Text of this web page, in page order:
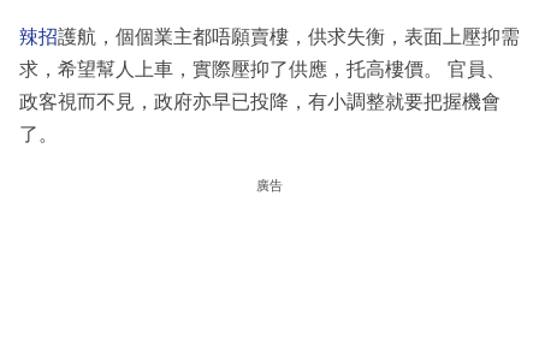
辣招護航，個個業主都唔願賣樓，供求失衡，表面上壓抑需
求，希望幫人上車，實際壓抑了供應，托高樓價。 官員、
政客視而不見，政府亦早已投降，有小調整就要把握機會
了。
廣告